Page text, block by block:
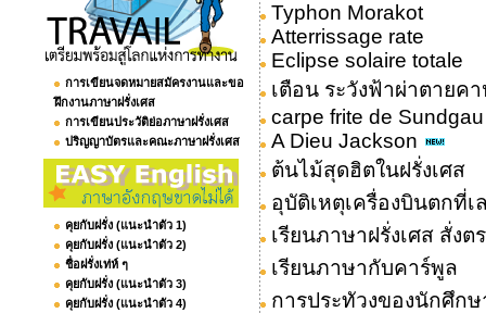
การเขียนจดหมายสมัครงานและขอ
ฝึกงานภาษาฝรั่งเศส
การเขียนประวัติย่อภาษาฝรั่งเศส
ปริญญาบัตรและคณะภาษาฝรั่งเศส
คุยกับฝรั่ง (แนะนำตัว 1)
คุยกับฝรั่ง (แนะนำตัว 2)
ชื่อฝรั่งเท่ห์ ๆ
คุยกับฝรั่ง (แนะนำตัว 3)
คุยกับฝรั่ง (แนะนำตัว 4)
Typhon Morakot
Atterrissage rate
Eclipse solaire totale
เตือน ระวังฟ้าผ่าตายค
carpe frite de Sundgau
A Dieu Jackson
ต้นไม้สุดฮิตในฝรั่งเศส
อุบัติเหตุเครื่องบินตกที่เ
เรียนภาษาฝรั่งเศส สั่งต
เรียนภาษากับคาร์พูล
การประทัวงของนักศึกษ